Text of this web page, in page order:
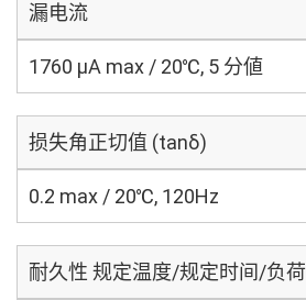
漏电流
1760 μA max / 20℃, 5 分値
损失角正切值 (tanδ)
0.2 max / 20℃, 120Hz
耐久性 规定温度/规定时间/负荷